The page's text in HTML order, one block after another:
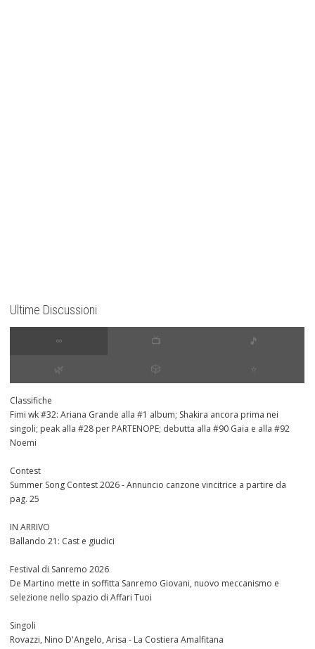
Ultime Discussioni
∞ 📺 🎵
🌿 🎲 ⭐️
Classifiche
Fimi wk #32: Ariana Grande alla #1 album; Shakira ancora prima nei
singoli; peak alla #28 per PARTENOPE; debutta alla #90 Gaia e alla #92
Noemi
Contest
Summer Song Contest 2026 - Annuncio canzone vincitrice a partire da
pag. 25
IN ARRIVO
Ballando 21: Cast e giudici
Festival di Sanremo 2026
De Martino mette in soffitta Sanremo Giovani, nuovo meccanismo e
selezione nello spazio di Affari Tuoi
Singoli
Rovazzi, Nino D'Angelo, Arisa - La Costiera Amalfitana